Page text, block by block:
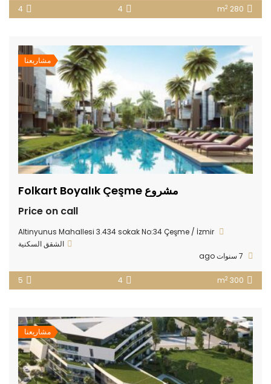
280 m
2
4
4
مشاريعنا
مشروع Folkart Boyalık Çeşme
Price on call
Altinyunus Mahallesi 3.434 sokak No:34 Çeşme / İzmir
الشقق السكنية
300 m
2
4
5
مشاريعنا